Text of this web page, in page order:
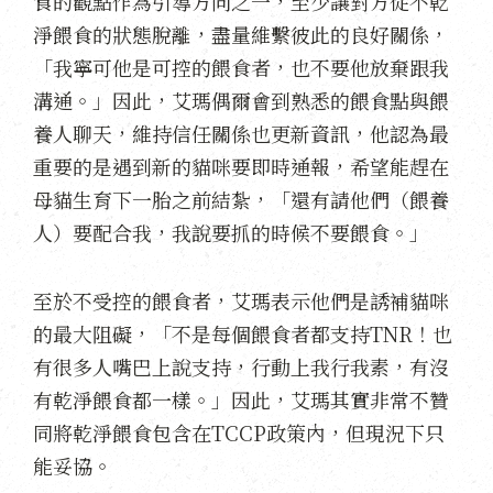
淨餵食的狀態脫離，盡量維繫彼此的良好關係，
「我寧可他是可控的餵食者，也不要他放棄跟我
溝通。」因此，艾瑪偶爾會到熟悉的餵食點與餵
養人聊天，維持信任關係也更新資訊，他認為最
重要的是遇到新的貓咪要即時通報，希望能趕在
母貓生育下一胎之前結紮，「還有請他們（餵養
人）要配合我，我說要抓的時候不要餵食。」
至於不受控的餵食者，艾瑪表示他們是誘補貓咪
的最大阻礙，「不是每個餵食者都支持TNR！也
有很多人嘴巴上說支持，行動上我行我素，有沒
有乾淨餵食都一樣。」因此，艾瑪其實非常不贊
同將乾淨餵食包含在TCCP政策內，但現況下只
能妥協。